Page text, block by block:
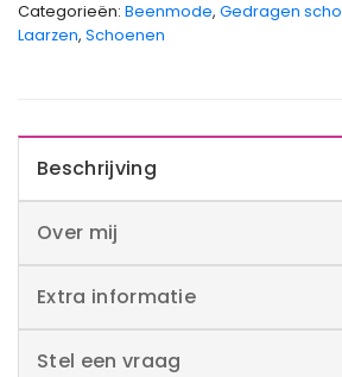
Categorieën: Beenmode, Gedragen
Laarzen, Schoenen
Beschrijving
Over mij
Extra informatie
Stel een vraag